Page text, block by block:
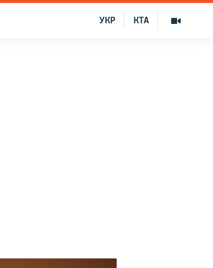
КТА
УКР